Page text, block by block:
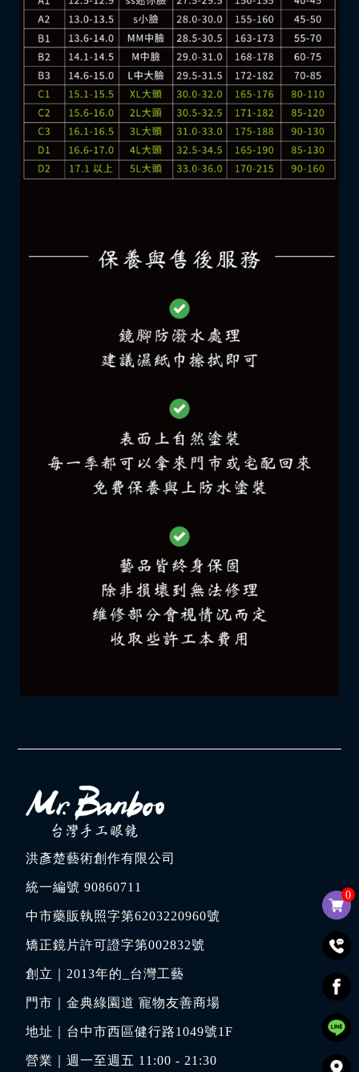
0
洪彥楚藝術創作有限公司
統一編號 90860711
中市藥販執照字第6203220960號
矯正鏡片許可證字第002832號
創立｜2013年的_台灣工藝
門市｜金典綠園道 寵物友善商場
地址｜ 台中市西區健行路1049號1F
營業｜週一至週五 11:00 - 21:30